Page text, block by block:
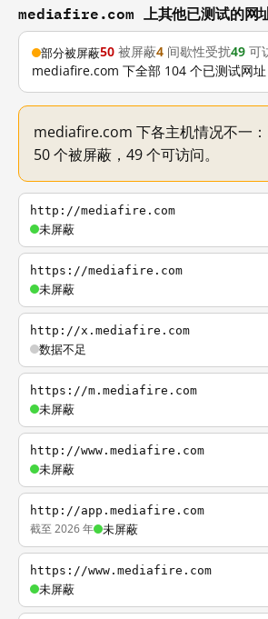
mediafire.com 上其他已测试的网
部分被屏蔽50 被屏蔽4 间歇性受扰49 可
mediafire.com 下全部 104 个已测试网
mediafire.com 下各主机情况不一
50 个被屏蔽，49 个可访问。
http://mediafire.com
未屏蔽
https://mediafire.com
未屏蔽
http://x.mediafire.com
数据不足
https://m.mediafire.com
未屏蔽
http://www.mediafire.com
未屏蔽
http://app.mediafire.com
截至 2026 年 未屏蔽
https://www.mediafire.com
未屏蔽